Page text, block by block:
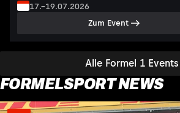
Alle Formel 1 Events
17.–19.07.2026
Zum Event
FORMELSPORT NEWS